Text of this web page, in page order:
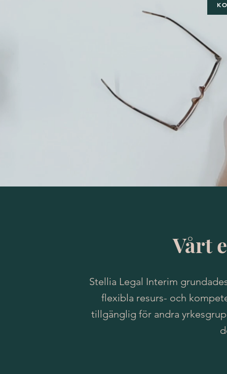
Vårt
Stellia Legal Interim
flexibla resurs- och
tillgänglig för andra